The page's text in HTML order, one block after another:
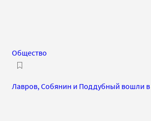
Общество
Лавров, Собянин и Поддубный вошли в